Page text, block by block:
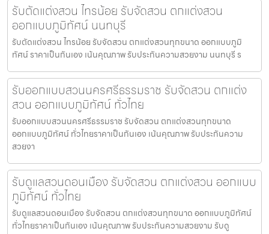
รับตัดแต่งสวน ไทรน้อย รับจัดสวน ตกแต่งสวน
ออกแบบภูมิทัศน์ นนทบุรี
รับตัดแต่งสวน ไทรน้อย รับจัดสวน ตกแต่งสวนทุกขนาด ออกแบบภูมิ
ทัศน์ ราคาเป็นกันเอง เน้นคุณภาพ รับประกันความสวยงาม นนทบุรี ร
รับออกแบบสวนนครศรีธรรมราช รับจัดสวน ตกแต่ง
สวน ออกแบบภูมิทัศน์ ทั่วไทย
รับออกแบบสวนนครศรีธรรมราช รับจัดสวน ตกแต่งสวนทุกขนาด
ออกแบบภูมิทัศน์ ทั่วไทยราคาเป็นกันเอง เน้นคุณภาพ รับประกันความ
สวยงา
รับดูแลสวนดอนเมือง รับจัดสวน ตกแต่งสวน ออกแบบ
ภูมิทัศน์ ทั่วไทย
รับดูแลสวนดอนเมือง รับจัดสวน ตกแต่งสวนทุกขนาด ออกแบบภูมิทัศน์
ทั่วไทยราคาเป็นกันเอง เน้นคุณภาพ รับประกันความสวยงาม รับดู